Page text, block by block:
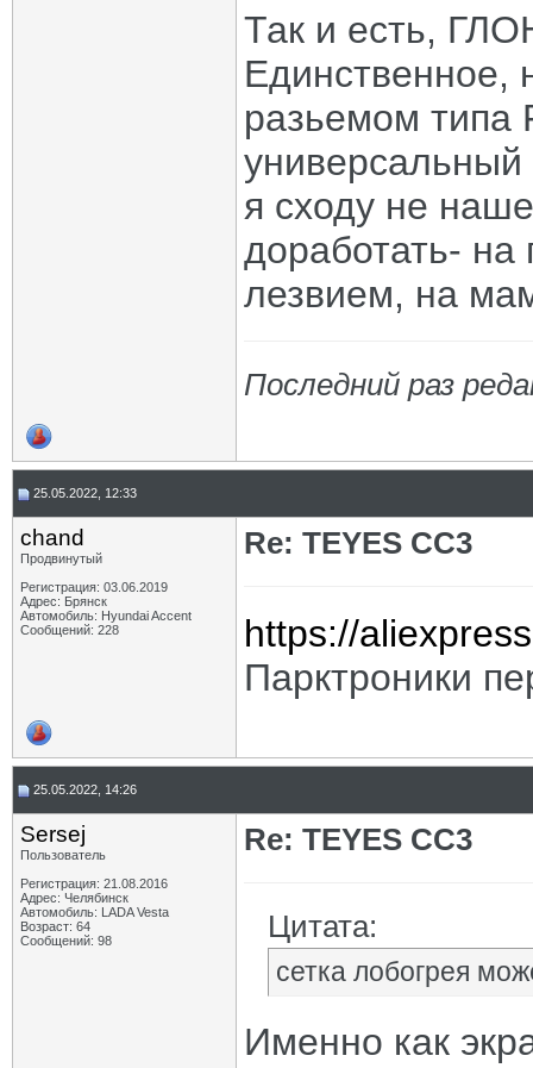
Так и есть,
Единственное,
разьемом типа
универсальный
я сходу не
доработать- на
лезвием, на
Последний раз
25.05.2022, 12:33
chand
Продвинутый
Регистрация: 03.06.2019
Адрес: Брянск
Автомобиль: Hyundai Accent
Сообщений: 228
Re: TEYES CC3
https://
Парктроники
25.05.2022, 14:26
Sersej
Пользователь
Регистрация: 21.08.2016
Адрес: Челябинск
Автомобиль: LADA Vesta
Возраст: 64
Сообщений: 98
Re: TEYES CC3
Цитата:
сетка лобогрея
Именно как